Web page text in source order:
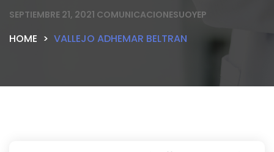
SEPTIEMBRE 21, 2021 COMUNICACIONESUOYEP
HOME VALLEJO ADHEMAR BELTRAN